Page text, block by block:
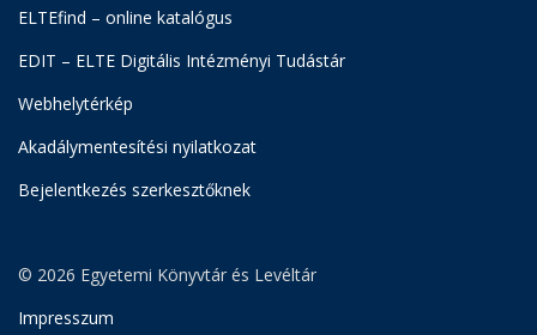
ELTEfind – online katalógus
EDIT – ELTE Digitális Intézményi Tudástár
Webhelytérkép
Akadálymentesítési nyilatkozat
Bejelentkezés szerkesztőknek
© 2026 Egyetemi Könyvtár és Levéltár
Impresszum